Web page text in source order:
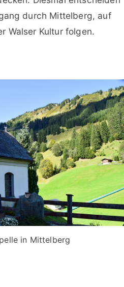
durch Mittelberg, auf
Walser Kultur folgen.
in Mittelberg